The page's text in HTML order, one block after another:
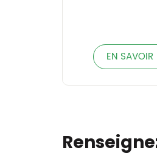
EN SAVOIR